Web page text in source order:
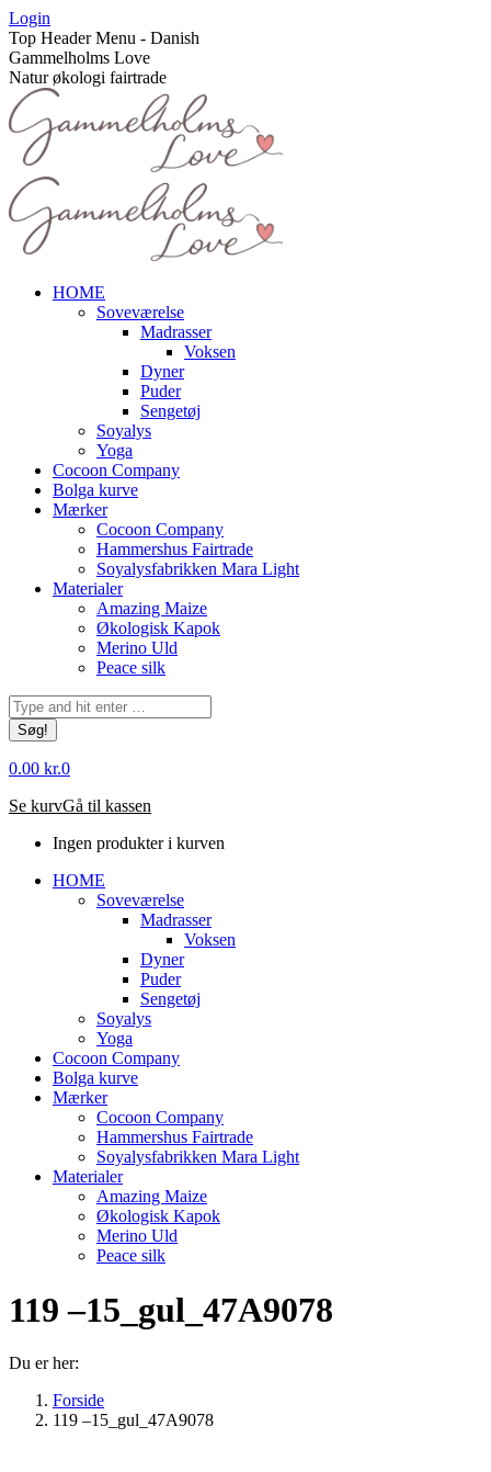
Skip
to
content
Login
Top Header Menu - Danish
Gammelholms Love
Natur økologi fairtrade
HOME
Soveværelse
Madrasser
Voksen
Dyner
Puder
Sengetøj
Soyalys
Yoga
Cocoon Company
Bolga kurve
Mærker
Cocoon Company
Hammershus Fairtrade
Soyalysfabrikken Mara Light
Materialer
Amazing Maize
Økologisk Kapok
Merino Uld
Peace silk
Søg:
0.00 kr.0
Se kurvGå til kassen
Ingen produkter i kurven
HOME
Soveværelse
Madrasser
Voksen
Dyner
Puder
Sengetøj
Soyalys
Yoga
Cocoon Company
Bolga kurve
Mærker
Cocoon Company
Hammershus Fairtrade
Soyalysfabrikken Mara Light
Materialer
Amazing Maize
Økologisk Kapok
Merino Uld
Peace silk
119 –15_gul_47A9078
Du er her:
Forside
119 –15_gul_47A9078